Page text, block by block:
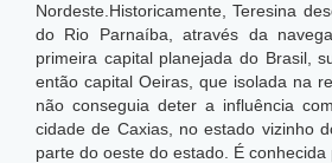
Nordeste. Historicamente, Teresina
do Rio Parnaíba, através da
primeira capital planejada do Brasil,
então capital Oeiras, que isolada na
não conseguia deter a influência
cidade de Caxias, no estado vizinho
parte do oeste do estado. É conhecida